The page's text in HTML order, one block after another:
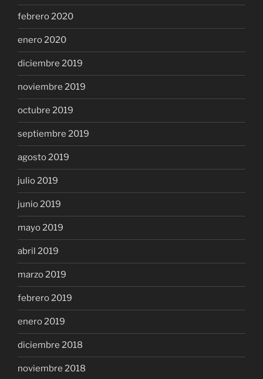
febrero 2020
enero 2020
diciembre 2019
noviembre 2019
octubre 2019
septiembre 2019
agosto 2019
julio 2019
junio 2019
mayo 2019
abril 2019
marzo 2019
febrero 2019
enero 2019
diciembre 2018
noviembre 2018